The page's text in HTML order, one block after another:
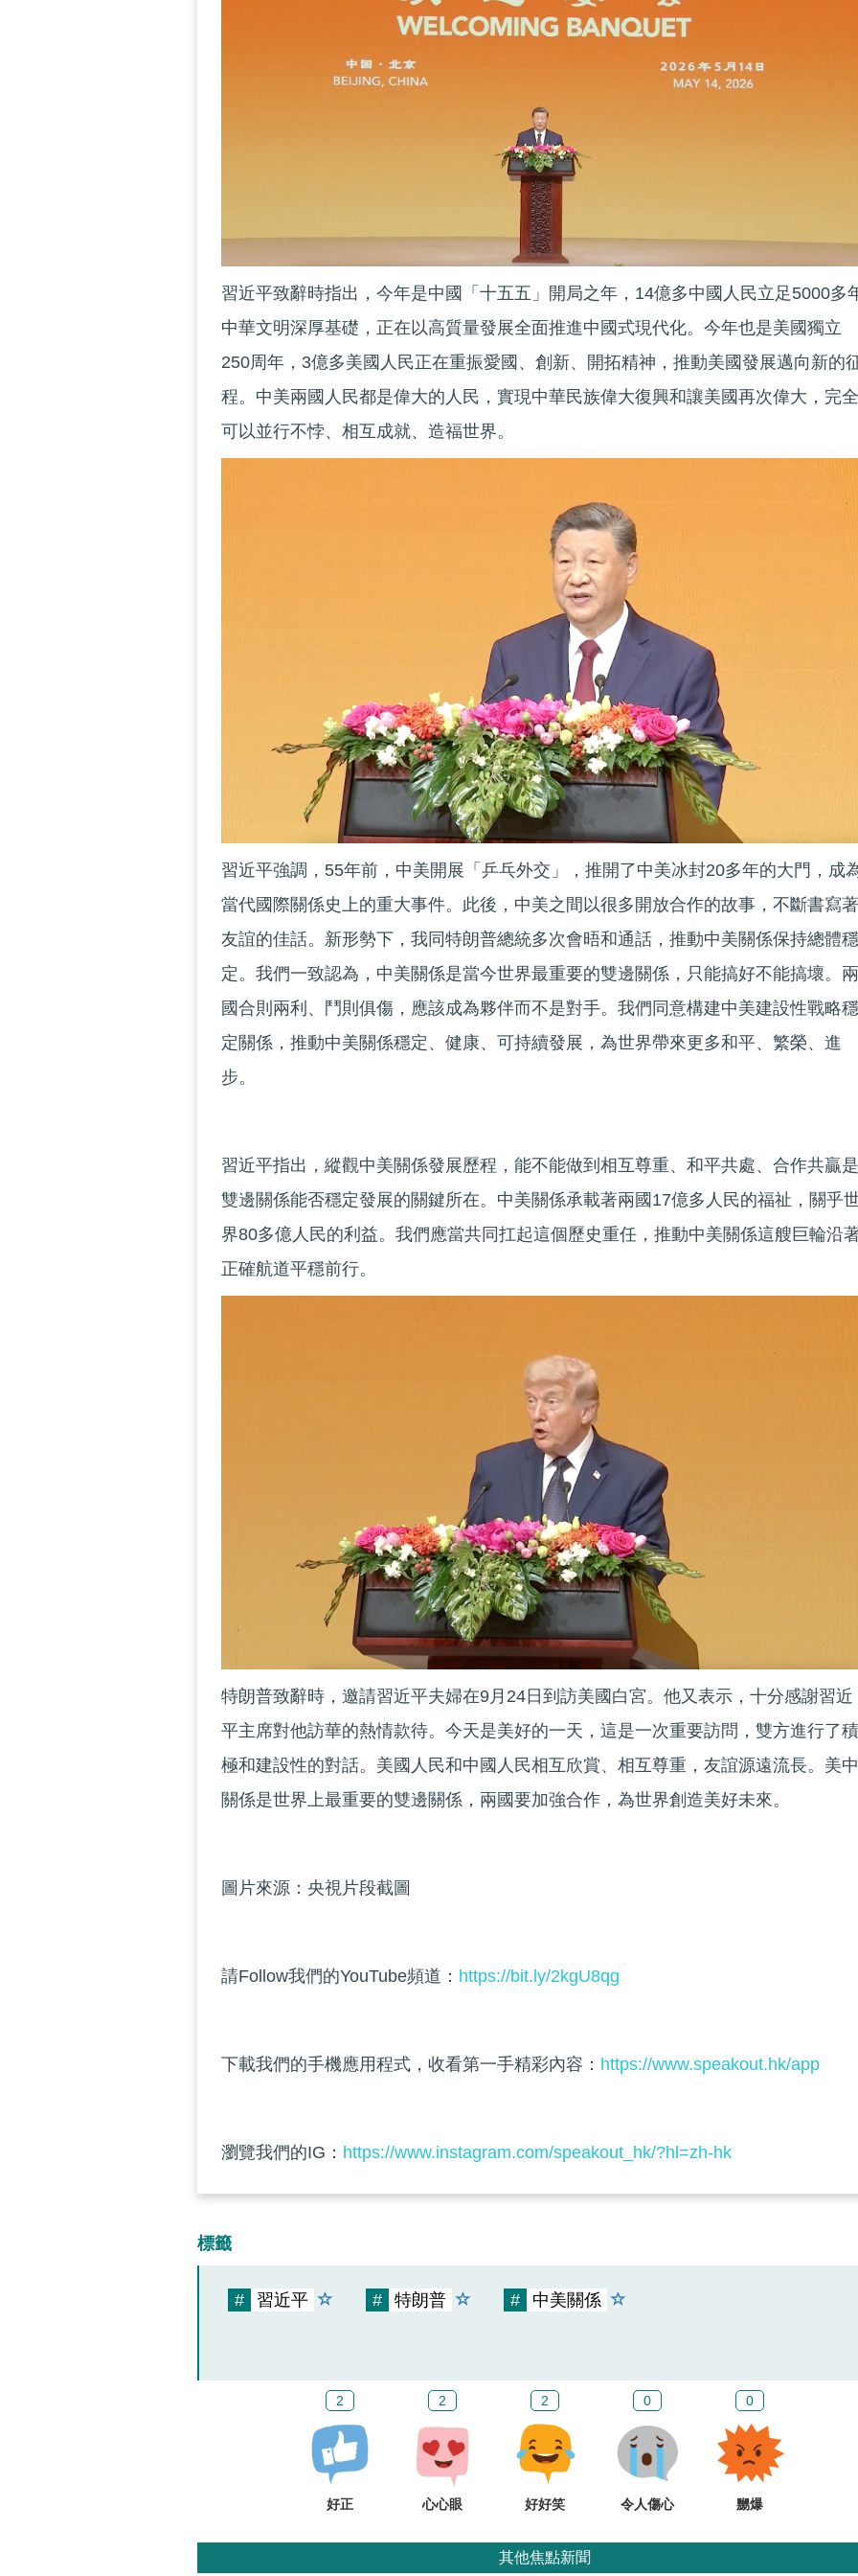
習近平致辭時指出，今年是中國「十五五」開局之年，14億多中國人民立足5000多
中華文明深厚基礎，正在以高質量發展全面推進中國式現代化。今年也是美國獨立
250周年，3億多美國人民正在重振愛國、創新、開拓精神，推動美國發展邁向新的
程。中美兩國人民都是偉大的人民，實現中華民族偉大復興和讓美國再次偉大，完全
可以並行不悖、相互成就、造福世界。
習近平強調，55年前，中美開展「乒乓外交」，推開了中美冰封20多年的大門，成
當代國際關係史上的重大事件。此後，中美之間以很多開放合作的故事，不斷書寫著
友誼的佳話。新形勢下，我同特朗普總統多次會晤和通話，推動中美關係保持總體穩
定。我們一致認為，中美關係是當今世界最重要的雙邊關係，只能搞好不能搞壞。兩
國合則兩利、鬥則俱傷，應該成為夥伴而不是對手。我們同意構建中美建設性戰略穩
定關係，推動中美關係穩定、健康、可持續發展，為世界帶來更多和平、繁榮、進
步。
習近平指出，縱觀中美關係發展歷程，能不能做到相互尊重、和平共處、合作共贏是
雙邊關係能否穩定發展的關鍵所在。中美關係承載著兩國17億多人民的福祉，關乎
界80多億人民的利益。我們應當共同扛起這個歷史重任，推動中美關係這艘巨輪沿
正確航道平穩前行。
特朗普致辭時，邀請習近平夫婦在9月24日到訪美國白宮。他又表示，十分感謝習近
平主席對他訪華的熱情款待。今天是美好的一天，這是一次重要訪問，雙方進行了積
極和建設性的對話。美國人民和中國人民相互欣賞、相互尊重，友誼源遠流長。美中
關係是世界上最重要的雙邊關係，兩國要加強合作，為世界創造美好未來。
圖片來源：央視片段截圖
請Follow我們的YouTube頻道： https://bit.ly/2kgU8qg
下載我們的手機應用程式，收看第一手精彩內容： https://www.speakout.hk/app
瀏覽我們的IG： https://www.instagram.com/speakout_hk/?hl=zh-hk
標籤
# 習近平 # 特朗普 # 中美關係
2
好正
2
心心眼
2
好好笑
0
令人傷心
0
嬲爆
其他焦點新聞